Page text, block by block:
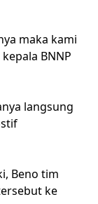
maka kami
BNNP
langsung
Beno tim
ke